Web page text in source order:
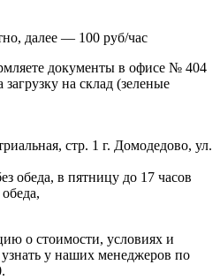
далее — 100 руб/час
документы в офисе № 404
на склад (зеленые
г. Домодедово, ул.
о стоимости, условиях и
у наших менеджеров по